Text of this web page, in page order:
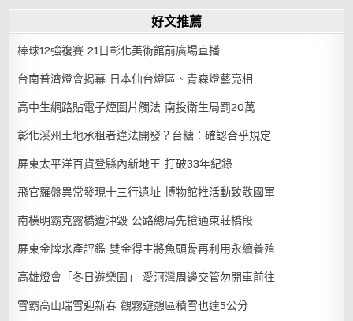
好文推薦
棒球12強複賽 21日彰化美術館前廣場直播
台南普濟燈會揭幕 日本仙台燈區、青森燈藝亮相
高中生網路貼電子煙圖片觸法 南投衛生局罰20萬
彰化溪州土地承租者違法開發？台糖：確認合乎規定
屏東太平洋百貨登縣內新地王 打破33年紀錄
飛官羅盤異常發現十三行遺址 博物館推活動致敬國軍
南橫明霸克露橋遭沖毀 公路總局先搶通東莊橋段
屏東金牌水產評鑑 雙金得主將魚頭骨再利用永續養殖
高雄燈會「冬日遊樂園」 愛河灣周邊交管勿開車前往
雪霸高山瑞雪迎新春 觀霧遊憩區積雪也達5公分